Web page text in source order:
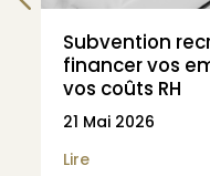
Subvention
financer vos
vos coûts RH
21 Mai 2026
Lire